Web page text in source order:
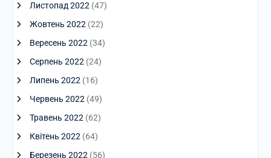
Листопад 2022 (47)
Жовтень 2022 (22)
Вересень 2022 (34)
Серпень 2022 (24)
Липень 2022 (16)
Червень 2022 (49)
Травень 2022 (62)
Квітень 2022 (64)
Березень 2022 (56)